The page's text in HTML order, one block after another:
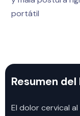
Resumen del
El dolor cervical